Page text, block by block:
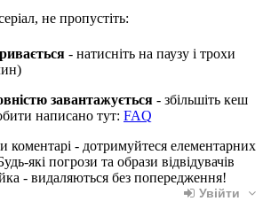
не пропустіть:
- натисніть на паузу і трохи
завантажується - збільшіть кеш
написано тут: FAQ
- дотримуйтеся елементарних
які погрози та образи відвідувачів
- видаляються без попередження!